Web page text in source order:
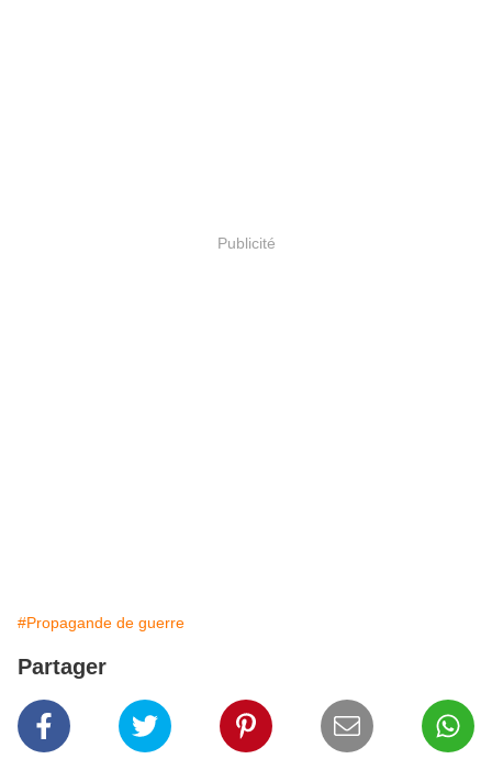
Publicité
#Propagande de guerre
Partager